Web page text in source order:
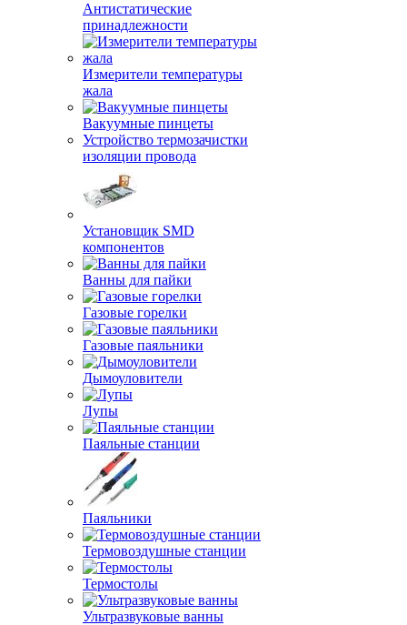
Антистатические
принадлежности
Измерители температуры
жала
Вакуумные пинцеты
Устройство термозачистки
изоляции провода
Установщик SMD
компонентов
Ванны для пайки
Газовые горелки
Газовые паяльники
Дымоуловители
Лупы
Паяльные станции
Паяльники
Термовоздушные станции
Термостолы
Ультразвуковые ванны